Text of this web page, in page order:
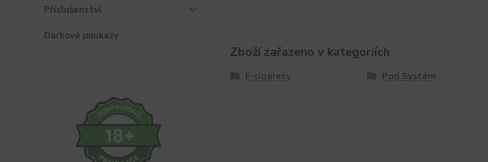
Příslušenství
Dárkové poukazy
Zboží zařazeno v kategoriích
E-cigarety Pod Systém